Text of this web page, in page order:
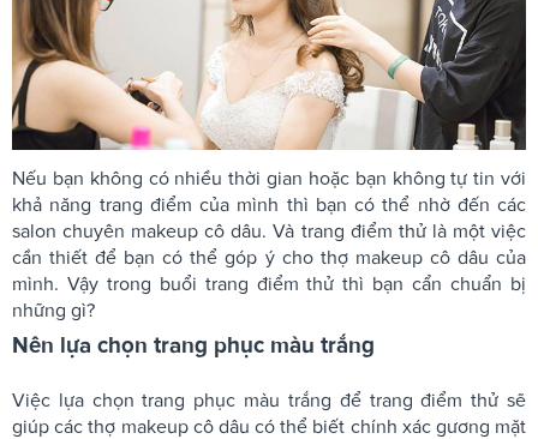
Nếu bạn không có nhiều thời gian hoặc bạn không tự tin với
khả năng trang điểm của mình thì bạn có thể nhờ đến các
salon chuyên makeup cô dâu. Và trang điểm thử là một việc
cần thiết để bạn có thể góp ý cho thợ makeup cô dâu của
mình. Vậy trong buổi trang điểm thử thì bạn cẩn chuẩn bị
những gì?
Nên lựa chọn trang phục màu trắng
Việc lựa chọn trang phục màu trắng để trang điểm thử sẽ
giúp các thợ makeup cô dâu có thể biết chính xác gương mặt